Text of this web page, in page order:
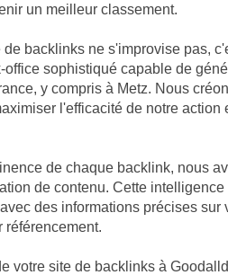
un meilleur classement.
de backlinks ne s'improvise pas,
office sophistiqué capable de
y compris à Metz. Nous
l'efficacité de notre action
de chaque backlink, nous
de contenu. Cette
des informations précises sur
référencement.
votre site de backlinks à